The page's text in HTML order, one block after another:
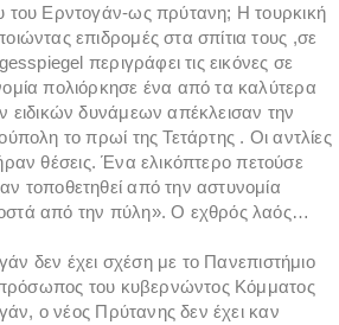
του Ερντογάν-ως πρύτανη; Η τουρκική
επιδρομές στα σπίτια τους ,σε
περιγράφει τις εικόνες σε
πολιόρκησε ένα από τα καλύτερα
ειδικών δυνάμεων απέκλεισαν την
το πρωί της Τετάρτης . Οι αντλίες
θέσεις. Ένα ελικόπτερο πετούσε
τοποθετηθεί από την αστυνομία
από την πύλη». Ο εχθρός λαός…
δεν έχει σχέση με το Πανεπιστήμιο
του κυβερνώντος Κόμματος
ο νέος Πρύτανης δεν έχει καν